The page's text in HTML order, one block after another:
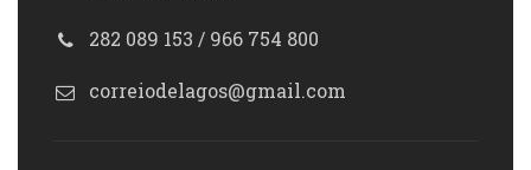
282 089 153 / 966 754 800
correiodelagos@gmail.com